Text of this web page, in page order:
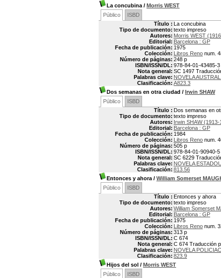
La concubina / Morris WEST
Público
ISBD
Título : La concubina
Tipo de documento: texto impreso
Autores: Morris WEST
Editorial: Barcelona : GP
Fecha de publicación: 1975
Colección: Libros Reno num.
Número de páginas: 248 p
ISBN/ISSN/DL: 978-84-01-43485-3
Nota general: SC 1497
Palabras clave: NOVELA
Clasificación: A823.3
Dos semanas en otra ciudad / Irwin SHAW
Público
ISBD
Título : Dos semanas en
Tipo de documento: texto impreso
Autores: Irwin SHAW (1913-
Editorial: Barcelona : GP
Fecha de publicación: 1984
Colección: Libros Reno num.
Número de páginas: 505 p
ISBN/ISSN/DL: 978-84-01-90940-5
Nota general: SC 6229
Palabras clave: NOVELA
Clasificación: 813.56
Entonces y ahora / William Somerset
Público
ISBD
Título : Entonces y ahora
Tipo de documento: texto impreso
Autores: William Somerset
Editorial: Barcelona : GP
Fecha de publicación: 1975
Colección: Libros Reno num.
Número de páginas: 313 p
ISBN/ISSN/DL: C 674
Nota general: C 674 Traducción
Palabras clave: NOVELA
Clasificación: 823.9
Hijos del sol / Morris WEST
Público
ISBD